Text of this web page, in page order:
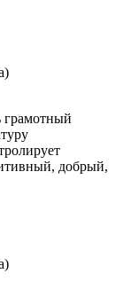
добрый,